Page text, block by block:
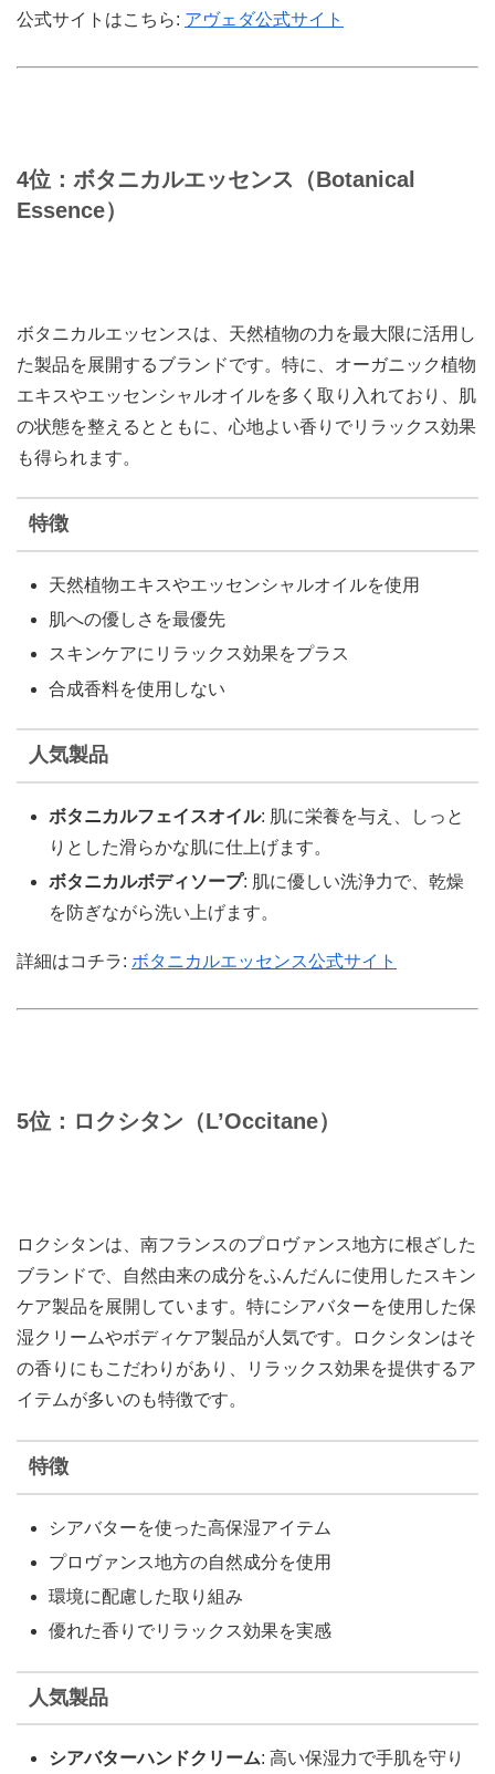
公式サイトはこちら: アヴェダ公式サイト
4位：ボタニカルエッセンス（Botanical
Essence）
ボタニカルエッセンスは、天然植物の力を最大限に活用し
た製品を展開するブランドです。特に、オーガニック植物
エキスやエッセンシャルオイルを多く取り入れており、肌
の状態を整えるとともに、心地よい香りでリラックス効果
も得られます。
特徴
天然植物エキスやエッセンシャルオイルを使用
肌への優しさを最優先
スキンケアにリラックス効果をプラス
合成香料を使用しない
人気製品
ボタニカルフェイスオイル: 肌に栄養を与え、しっと
りとした滑らかな肌に仕上げます。
ボタニカルボディソープ: 肌に優しい洗浄力で、乾燥
を防ぎながら洗い上げます。
詳細はコチラ: ボタニカルエッセンス公式サイト
5位：ロクシタン（L’Occitane）
ロクシタンは、南フランスのプロヴァンス地方に根ざした
ブランドで、自然由来の成分をふんだんに使用したスキン
ケア製品を展開しています。特にシアバターを使用した保
湿クリームやボディケア製品が人気です。ロクシタンはそ
の香りにもこだわりがあり、リラックス効果を提供するア
イテムが多いのも特徴です。
特徴
シアバターを使った高保湿アイテム
プロヴァンス地方の自然成分を使用
環境に配慮した取り組み
優れた香りでリラックス効果を実感
人気製品
シアバターハンドクリーム: 高い保湿力で手肌を守り